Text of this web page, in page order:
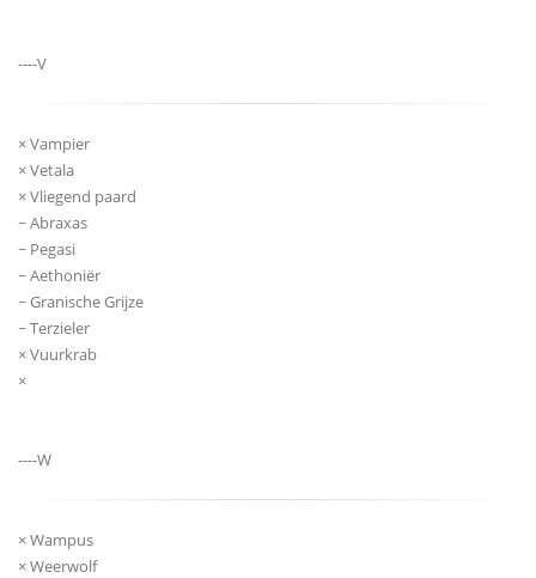
----V
× Vampier
× Vetala
× Vliegend paard
~ Abraxas
~ Pegasi
~ Aethoniër
~ Granische Grijze
~ Terzieler
× Vuurkrab
×
----W
× Wampus
× Weerwolf